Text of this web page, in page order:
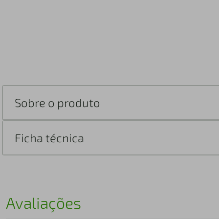
Sobre o produto
Ficha técnica
Avaliações